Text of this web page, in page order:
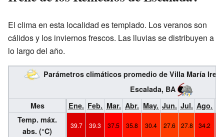
El clima en esta localidad es templado. Los veranos son
cálidos y los inviernos frescos. Las lluvias se distribuyen a
lo largo del año.
Parámetros climáticos promedio de Villa María
Escalada, BA
Mes
Ene. Feb. Mar. Abr. May. Jun. Jul. Ago.
Temp. máx.
abs. (°C)
39.7 39.3 37.5 35.8 30.4 27.6 27.8 34.2